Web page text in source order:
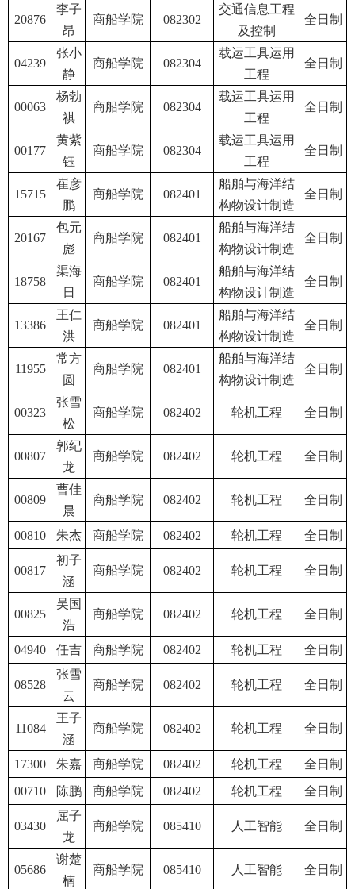
20876
李子
昂
商船学院 082302
交通信息工程
及控制
全日制
04239
张小
静
商船学院 082304
载运工具运用
工程
全日制
00063
杨勃
祺
商船学院 082304
载运工具运用
工程
全日制
00177
黄紫
钰
商船学院 082304
载运工具运用
工程
全日制
15715
崔彦
鹏
商船学院 082401
船舶与海洋结
构物设计制造
全日制
20167
包元
彪
商船学院 082401
船舶与海洋结
构物设计制造
全日制
18758
渠海
日
商船学院 082401
船舶与海洋结
构物设计制造
全日制
13386
王仁
洪
商船学院 082401
船舶与海洋结
构物设计制造
全日制
11955
常方
圆
商船学院 082401
船舶与海洋结
构物设计制造
全日制
00323
张雪
松
商船学院 082402 轮机工程 全日制
00807
郭纪
龙
商船学院 082402 轮机工程 全日制
00809
曹佳
晨
商船学院 082402 轮机工程 全日制
00810 朱杰 商船学院 082402 轮机工程 全日制
00817
初子
涵
商船学院 082402 轮机工程 全日制
00825
吴国
浩
商船学院 082402 轮机工程 全日制
04940 任吉 商船学院 082402 轮机工程 全日制
08528
张雪
云
商船学院 082402 轮机工程 全日制
11084
王子
涵
商船学院 082402 轮机工程 全日制
17300 朱嘉 商船学院 082402 轮机工程
全日制
00710
陈鹏 商船学院 082402 轮机工程 全日制
03430
屈子
龙
商船学院 085410 人工智能 全日制
05686
谢楚
楠
商船学院 085410 人工智能 全日制